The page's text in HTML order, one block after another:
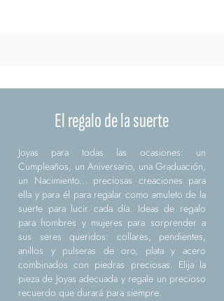
El regalo de la suerte
Joyas para todas las ocasiones: un
Cumpleaños, un Aniversario, una Graduación,
un Nacimiento... preciosas creaciones para
ella y para él para regalar como amuleto de la
suerte para lucir cada día. Ideas de regalo
para hombres y mujeres para sorprender a
sus seres queridos: collares, pendientes,
anillos y pulseras de oro, plata y acero
combinados con piedras preciosas. Elija la
pieza de Joyas adecuada y regale un precioso
recuerdo que durará para siempre.